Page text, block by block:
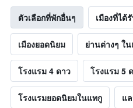
ตัวเลือกที่พักอื่นๆ เมืองที่ได้
เมืองยอดนิยม ย่านต่างๆ ใ
โรงแรม 4 ดาว โรงแรม 5
โรงแรมยอดนิยมในแทกู แ